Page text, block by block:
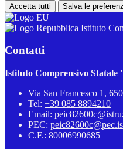
Accetta tutti Salva le
Istituto
Contatti
Istituto Comprensivo
Via San Francesco 1,
Tel: +39 085 8894210
Email:
PEC:
C.F.: 80006990685